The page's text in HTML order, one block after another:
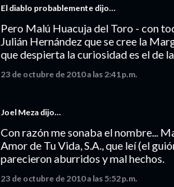
El diablo probablemente dijo…
Pero Malú Huacuja del Toro - con
Julián Hernández que se cree la
que despierta la curiosidad es el de
23 de octubre de 2010 a las 2:41 p.m.
Joel Meza dijo…
Con razón me sonaba el nombre...
Amor de Tu Vida, S.A., que leí (el
parecieron aburridos y mal hechos.
23 de octubre de 2010 a las 5:52 p.m.